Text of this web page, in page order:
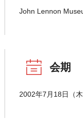
John Lennon
会期
2002年7月18日（